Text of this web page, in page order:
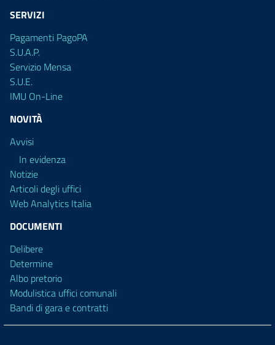
SERVIZI
Pagamenti PagoPA
S.U.A.P.
Servizio Mensa
S.U.E.
IMU On-Line
NOVITÀ
Avvisi
In evidenza
Notizie
Articoli degli uffici
Web Analytics Italia
DOCUMENTI
Delibere
Determine
Albo pretorio
Modulistica uffici comunali
Bandi di gara e contratti